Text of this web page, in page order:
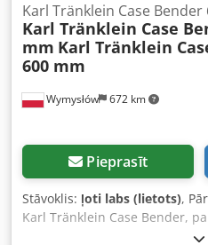
Wymysłów 672 km
Karl Tränklein Case Bender
Karl Tränklein Case
mm Karl Tränklein
600 mm
Pieprasīt
Stāvoklis: ļoti labs (lietots),
Karl Tränklein Case Bender,
muguriņu formēšanai un